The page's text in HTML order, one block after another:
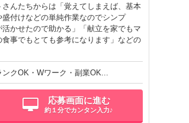
んたちからは「覚えてしまえば、基本
付けなどの単純作業なのでシンプ
かせたので助かる」「献立を家でもマ
事でもとても参考になります」などの
ンクOK・Wワーク・副業OK...
応募画面に進む
約１分でカンタン入力♪